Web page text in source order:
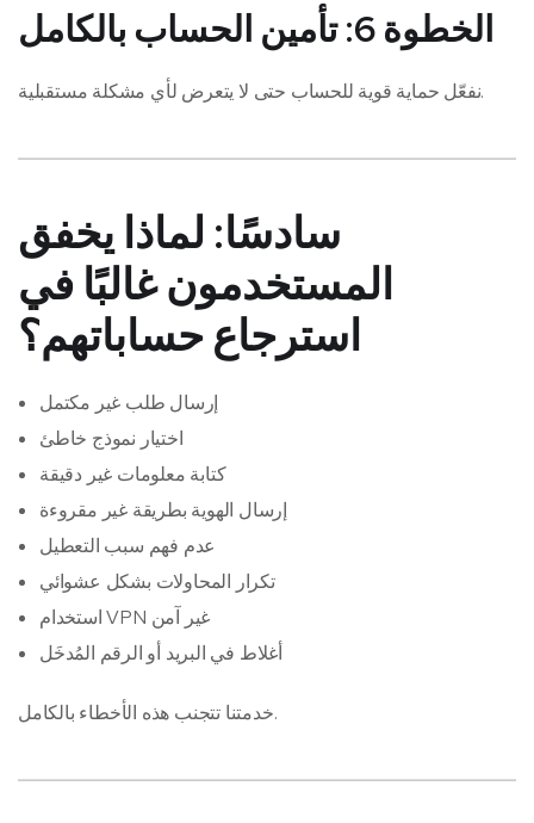
الخطوة 6: تأمين الحساب بالكامل
نفعّل حماية قوية للحساب حتى لا يتعرض لأي مشكلة مستقبلية.
سادسًا: لماذا يخفق
المستخدمون غالبًا في
استرجاع حساباتهم؟
إرسال طلب غير مكتمل
اختيار نموذج خاطئ
كتابة معلومات غير دقيقة
إرسال الهوية بطريقة غير مقروءة
عدم فهم سبب التعطيل
تكرار المحاولات بشكل عشوائي
استخدام VPN غير آمن
أغلاط في البريد أو الرقم المُدخَل
خدمتنا تتجنب هذه الأخطاء بالكامل.